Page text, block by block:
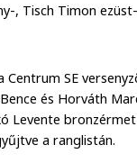
, Tisch Timon
SE
és Horváth
Levente
a ranglistán.